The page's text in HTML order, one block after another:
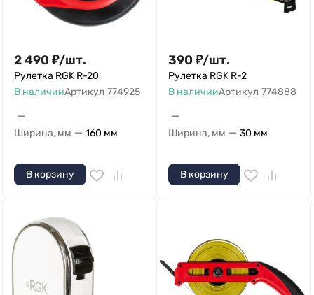
2 490 ₽/шт.
Рулетка RGK R-20
В наличииАртикул 774925
—
Ширина, мм — 160 мм
В корзину
390 ₽/шт.
Рулетка RGK R-2
В наличииАртикул 774888
—
Ширина, мм — 30 мм
В корзину